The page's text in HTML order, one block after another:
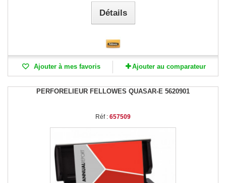
Détails
Ajouter à mes favoris Ajouter au comparateur
PERFORELIEUR FELLOWES QUASAR-E 5620901
Réf : 657509